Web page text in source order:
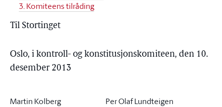
3. Komiteens tilråding
Til Stortinget
Oslo, i kontroll- og konstitusjonskomiteen, den 10.
desember 2013
Martin Kolberg Per Olaf Lundteigen